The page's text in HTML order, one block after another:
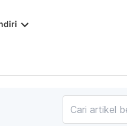
keyboard_arrow_down